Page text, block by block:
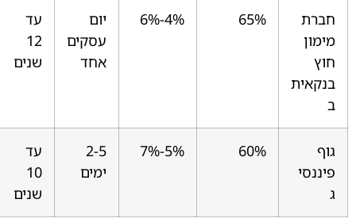
חברת
מימון
חוץ
בנקאית
ב
65%
4%-6%
יום
עסקים
אחד
עד
12
שנים
גוף
פיננסי
ג
60%
5%-7%
2-5
ימים
עד
10
שנים